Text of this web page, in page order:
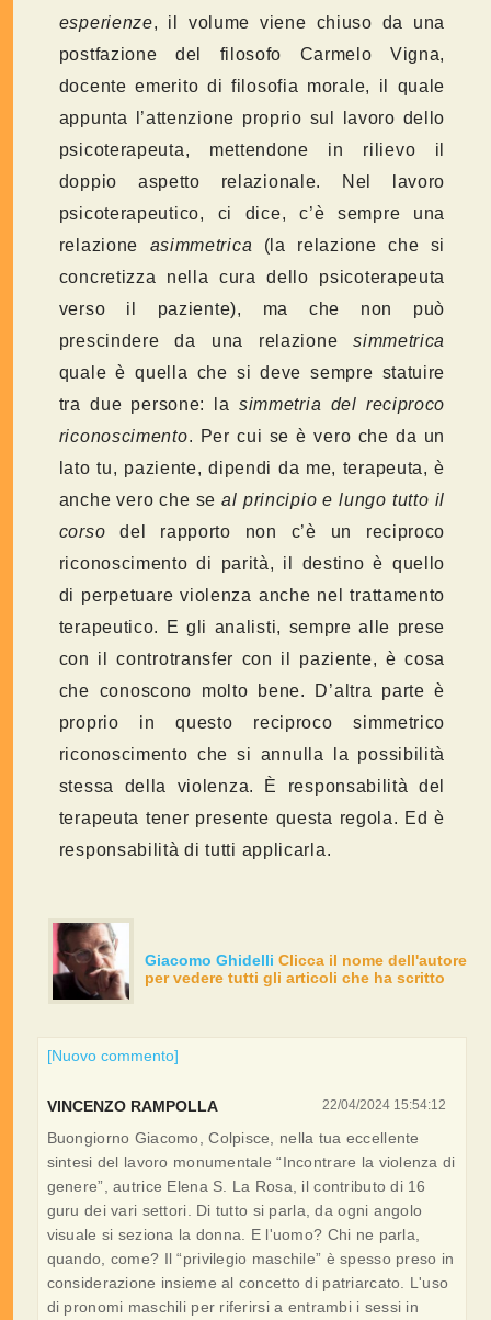
esperienze, il volume viene chiuso da una
postfazione del filosofo Carmelo Vigna,
docente emerito di filosofia morale, il quale
appunta l’attenzione proprio sul lavoro dello
psicoterapeuta, mettendone in rilievo il
doppio aspetto relazionale. Nel lavoro
psicoterapeutico, ci dice, c’è sempre una
relazione asimmetrica (la relazione che si
concretizza nella cura dello psicoterapeuta
verso il paziente), ma che non può
prescindere da una relazionesimmetrica
quale è quella che si deve sempre statuire
tra due persone: la simmetria del reciproco
riconoscimento. Per cui se è vero che da un
lato tu, paziente, dipendi da me, terapeuta, è
anche vero che seal principio e lungo tutto il
corso del rapporto non c’è un reciproco
riconoscimento di parità, il destino è quello
di perpetuare violenza anche nel trattamento
terapeutico. E gli analisti, sempre alle prese
con il controtransfer con il paziente, è cosa
che conoscono molto bene. D’altra parte è
proprio in questo reciproco simmetrico
riconoscimento che si annulla la possibilità
stessa della violenza. È responsabilità del
terapeuta tener presente questa regola. Ed è
responsabilità di tutti applicarla.
Giacomo Ghidelli Clicca il nome dell'autore
per vedere tutti gli articoli che ha scritto
[Nuovo commento]
22/04/2024 15:54:12
VINCENZO RAMPOLLA
Buongiorno Giacomo, Colpisce, nella tua eccellente
sintesi del lavoro monumentale “Incontrare la violenza di
genere”, autrice Elena S. La Rosa, il contributo di 16
guru dei vari settori. Di tutto si parla, da ogni angolo
visuale si seziona la donna. E l'uomo? Chi ne parla,
quando, come? Il “privilegio maschile” è spesso preso in
considerazione insieme al concetto di patriarcato. L'uso
di pronomi maschili per riferirsi a entrambi i sessi in